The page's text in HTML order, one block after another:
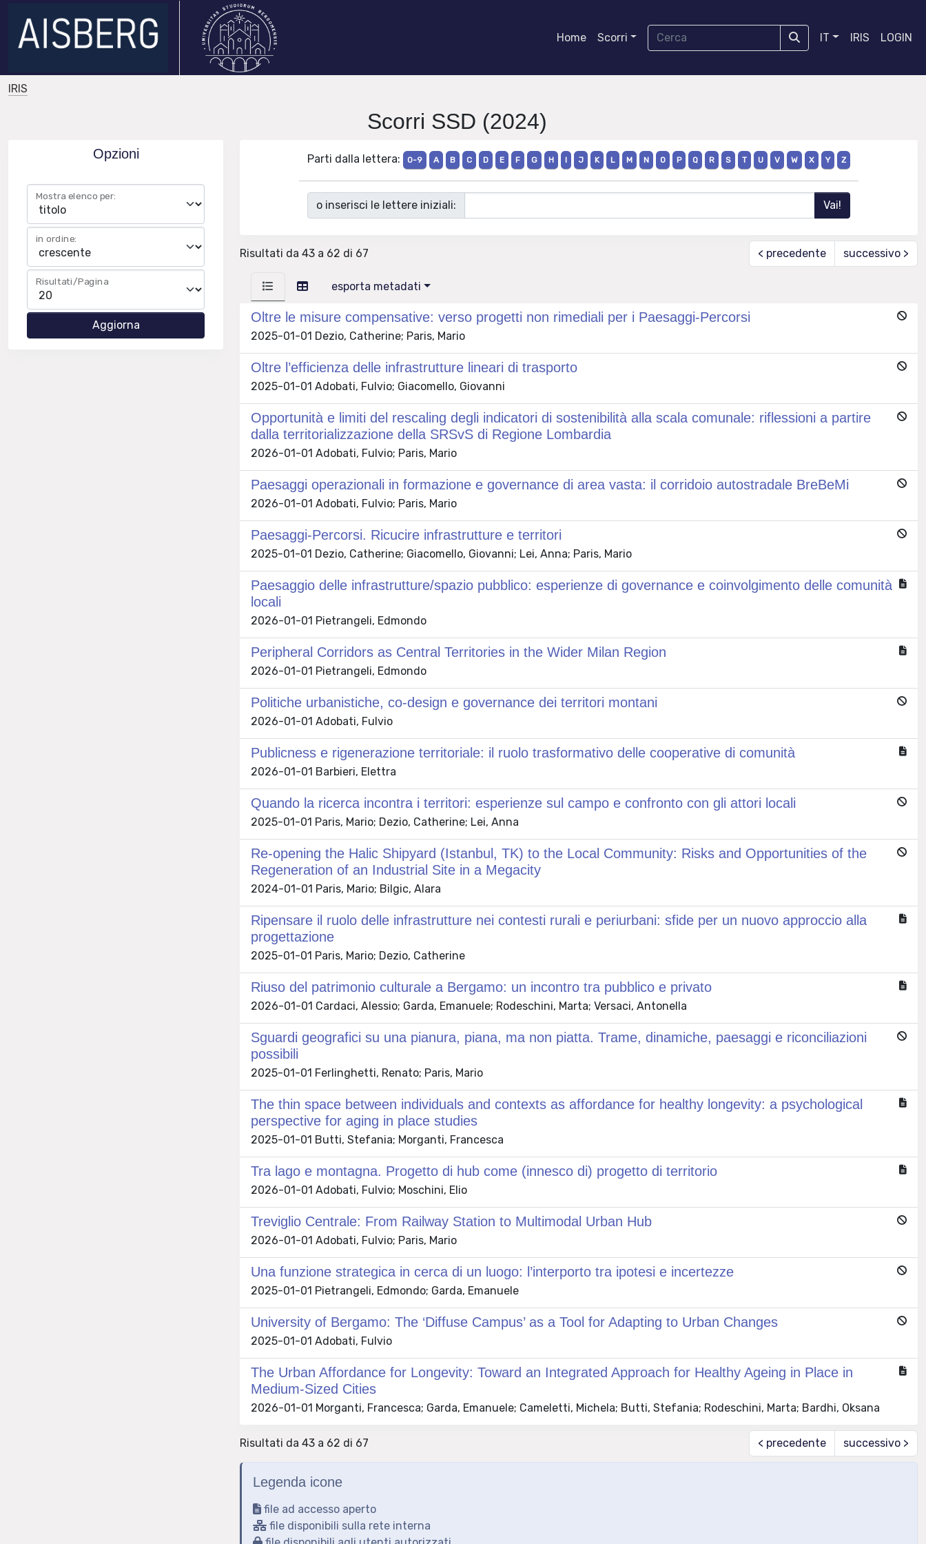
Home Scorri IT IRIS LOGIN
IRIS
Scorri SSD (2024)
Opzioni
Mostra elenco per:
in ordine:
Risultati/Pagina
Parti dalla lettera: 0-9 A B C D E F G H I J K L M N O P Q R S T U V W X Y Z
o inserisci le lettere iniziali:
Risultati da 43 a 62 di 67 < precedente successivo >
esporta metadati
Oltre le misure compensative: verso progetti non rimediali per i Paesaggi-Percorsi
2025-01-01 Dezio, Catherine; Paris, Mario
Oltre l’efficienza delle infrastrutture lineari di trasporto
2025-01-01 Adobati, Fulvio; Giacomello, Giovanni
Opportunità e limiti del rescaling degli indicatori di sostenibilità alla scala comunale: riflessioni a partire
dalla territorializzazione della SRSvS di Regione Lombardia
2026-01-01 Adobati, Fulvio; Paris, Mario
Paesaggi operazionali in formazione e governance di area vasta: il corridoio autostradale BreBeMi
2026-01-01 Adobati, Fulvio; Paris, Mario
Paesaggi-Percorsi. Ricucire infrastrutture e territori
2025-01-01 Dezio, Catherine; Giacomello, Giovanni; Lei, Anna; Paris, Mario
Paesaggio delle infrastrutture/spazio pubblico: esperienze di governance e coinvolgimento delle comunità
locali
2026-01-01 Pietrangeli, Edmondo
Peripheral Corridors as Central Territories in the Wider Milan Region
2026-01-01 Pietrangeli, Edmondo
Politiche urbanistiche, co-design e governance dei territori montani
2026-01-01 Adobati, Fulvio
Publicness e rigenerazione territoriale: il ruolo trasformativo delle cooperative di comunità
2026-01-01 Barbieri, Elettra
Quando la ricerca incontra i territori: esperienze sul campo e confronto con gli attori locali
2025-01-01 Paris, Mario; Dezio, Catherine; Lei, Anna
Re-opening the Halic Shipyard (Istanbul, TK) to the Local Community: Risks and Opportunities of the
Regeneration of an Industrial Site in a Megacity
2024-01-01 Paris, Mario; Bilgic, Alara
Ripensare il ruolo delle infrastrutture nei contesti rurali e periurbani: sfide per un nuovo approccio alla
progettazione
2025-01-01 Paris, Mario; Dezio, Catherine
Riuso del patrimonio culturale a Bergamo: un incontro tra pubblico e privato
2026-01-01 Cardaci, Alessio; Garda, Emanuele; Rodeschini, Marta; Versaci, Antonella
Sguardi geografici su una pianura, piana, ma non piatta. Trame, dinamiche, paesaggi e riconciliazioni
possibili
2025-01-01 Ferlinghetti, Renato; Paris, Mario
The thin space between individuals and contexts as affordance for healthy longevity: a psychological
perspective for aging in place studies
2025-01-01 Butti, Stefania; Morganti, Francesca
Tra lago e montagna. Progetto di hub come (innesco di) progetto di territorio
2026-01-01 Adobati, Fulvio; Moschini, Elio
Treviglio Centrale: From Railway Station to Multimodal Urban Hub
2026-01-01 Adobati, Fulvio; Paris, Mario
Una funzione strategica in cerca di un luogo: l’interporto tra ipotesi e incertezze
2025-01-01 Pietrangeli, Edmondo; Garda, Emanuele
University of Bergamo: The ‘Diffuse Campus’ as a Tool for Adapting to Urban Changes
2025-01-01 Adobati, Fulvio
The Urban Affordance for Longevity: Toward an Integrated Approach for Healthy Ageing in Place in
Medium-Sized Cities
2026-01-01 Morganti, Francesca; Garda, Emanuele; Cameletti, Michela; Butti, Stefania; Rodeschini, Marta; Bardhi, Oksana
Risultati da 43 a 62 di 67 < precedente successivo >
Legenda icone
file ad accesso aperto
file disponibili sulla rete interna